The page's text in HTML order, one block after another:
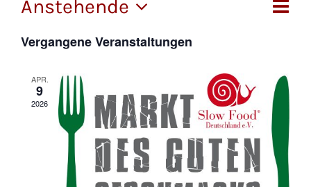
Liste
Anstehende
wählen.
Vergangene Veranstaltungen
APR.
9
2026